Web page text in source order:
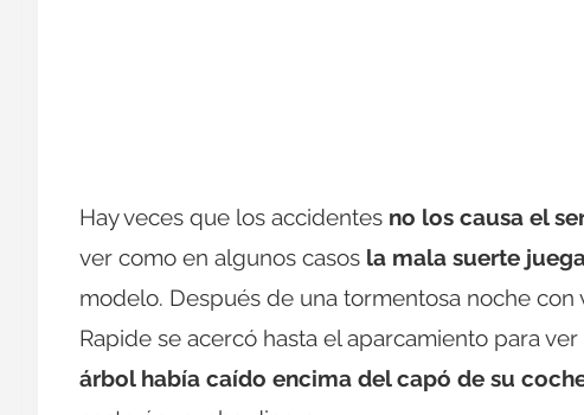
Hay veces que los accidentes no los causa el
ver como en algunos casos la mala suerte
modelo. Después de una tormentosa noche
Rapide se acercó hasta el aparcamiento para
árbol había caído encima del capó de su